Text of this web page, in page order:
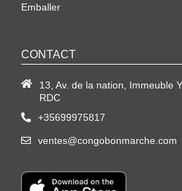
Emballer
CONTACT
13, Av. de la nation, Immeuble
RDC
+35699975817
ventes@congobonmarche.com